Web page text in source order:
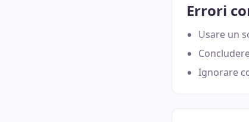
Errori
Usare un
Ignorare